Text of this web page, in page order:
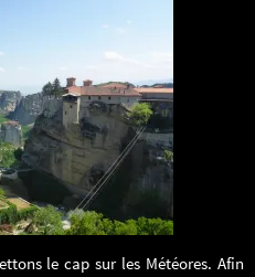
le cap sur les Météores. Afin